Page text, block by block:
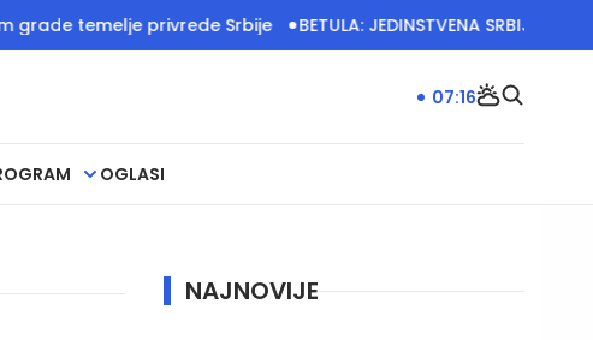
temelje privrede Srbije BETULA: JEDINSTVENA SRBIJA IMA VELIKO
OGLASI
07:16
NAJNOVIJE